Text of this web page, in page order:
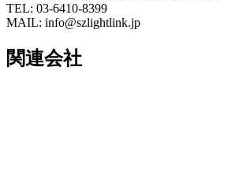
TEL: 03-6410-8399
MAIL: info@szlightlink.jp
関連会社